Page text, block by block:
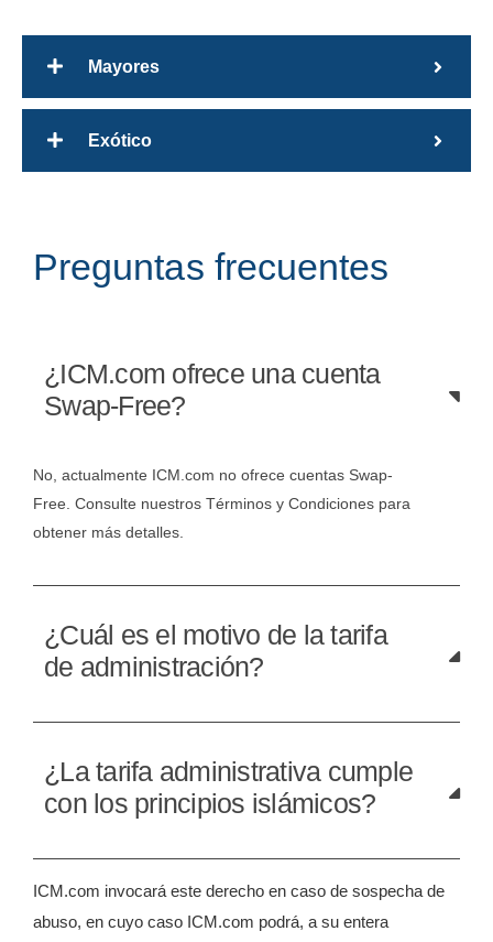
Mayores
Exótico
Preguntas frecuentes
¿ICM.com ofrece una cuenta
Swap-Free?
No, actualmente ICM.com no ofrece cuentas Swap-
Free. Consulte nuestros Términos y Condiciones para
obtener más detalles.
¿Cuál es el motivo de la tarifa
de administración?
¿La tarifa administrativa cumple
con los principios islámicos?
ICM.com invocará este derecho en caso de sospecha de
abuso, en cuyo caso ICM.com podrá, a su entera